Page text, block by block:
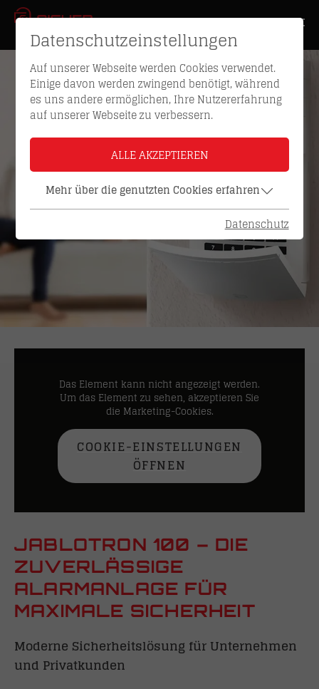
JABLOTRON 100 – DIE
ZUVERLÄSSIGE
ALARMANLAGE FÜR
MAXIMALE SICHERHEIT
Moderne Sicherheitslösung für Unternehmen
und Privatkunden
Das Element kann nicht angezeigt werden.
Um das Element zu sehen, akzeptieren Sie
die Marketing-Cookies.
COOKIE-EINSTELLUNGEN
ÖFFNEN
Datenschutzeinstellungen
Auf unserer Webseite werden Cookies verwendet.
Einige davon werden zwingend benötigt, während
es uns andere ermöglichen, Ihre Nutzererfahrung
auf unserer Webseite zu verbessern.
ALLE AKZEPTIEREN
Mehr über die genutzten Cookies erfahren
Datenschutz